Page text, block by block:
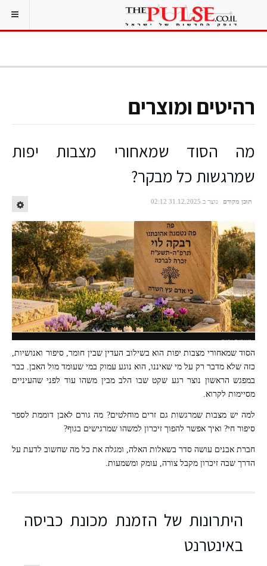
רהיטים ומוצרים
מה הסוד שמאחורי מצבות יפות
שמרגשות כל מבקר?
תוכן מקודם נוצר ב 31.12.2025 02:12
מצבות יפות
הסוד שמאחורי מצבות יפות הוא בשילוב העדין שבין חומר, סיפור ואנושיות,
כזה שלא מדבר רק על מי שאיננו, הוא נוגע עמוק במי שעומד מול האבן. כבר
במפגש הראשון נוצר רגע שקט שבו הלב מבין משהו עוד לפני שהעיניים
מסיימות לקרוא.
למה יש מצבות שמרגשות גם זרים מוחלטים? מה גורם לאבן דוממת לספר
סיפור חי? ואיך אפשר להפוך זיכרון למשהו שמרגישים בגוף?
חברת אבנים עושה סדר בשאלות האלה, ומגלה את כל מה שחשוב לדעת על
הדרך שבה זיכרון מקבל צורה, עומק ומשמעות.
היתרונות של הזמנת מכונת כביסה
באינטרנט